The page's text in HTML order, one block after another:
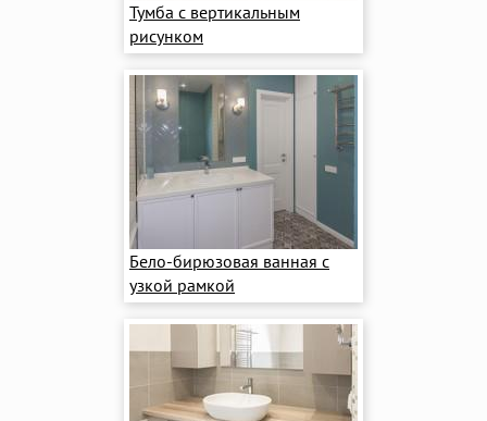
Тумба с вертикальным
рисунком
Бело-бирюзовая ванная с
узкой рамкой